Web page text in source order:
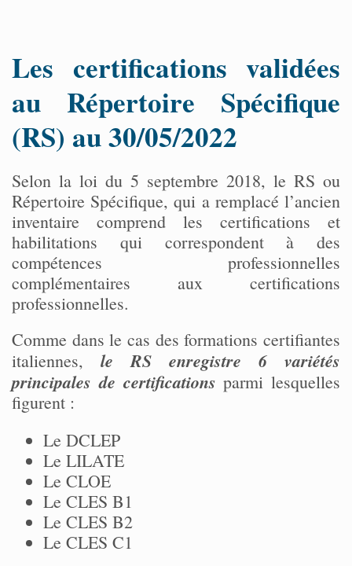
Les certifications validées
au Répertoire Spécifique
(RS) au 30/05/2022
Selon la loi du 5 septembre 2018, le RS ou
Répertoire Spécifique, qui a remplacé l’ancien
inventaire comprend les certifications et
habilitations qui correspondent à des
compétences professionnelles
complémentaires aux certifications
professionnelles.
Comme dans le cas des formations certifiantes
italiennes, le RS enregistre 6 variétés
principales de certifications parmi lesquelles
figurent :
Le DCLEP
Le LILATE
Le CLOE
Le CLES B1
Le CLES B2
Le CLES C1